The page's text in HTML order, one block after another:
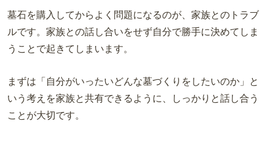
墓石を購入してからよく問題になるのが、家族とのトラブ
ルです。家族との話し合いをせず自分で勝手に決めてしま
うことで起きてしまいます。
まずは「自分がいったいどんな墓づくりをしたいのか」と
いう考えを家族と共有できるように、しっかりと話し合う
ことが大切です。